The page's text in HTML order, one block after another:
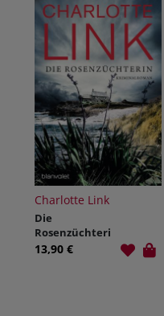
Charlotte Link
Die
Rosenzüchteri
n
13,90 €